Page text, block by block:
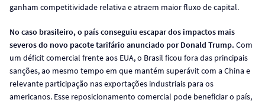
ganham competitividade relativa e atraem maior fluxo de capital.
No caso brasileiro, o país conseguiu escapar dos impactos mais
severos do novo pacote tarifário anunciado por Donald Trump. Com
um déficit comercial frente aos EUA, o Brasil ficou fora das principais
sanções, ao mesmo tempo em que mantém superávit com a China e
relevante participação nas exportações industriais para os
americanos. Esse reposicionamento comercial pode beneficiar o país,